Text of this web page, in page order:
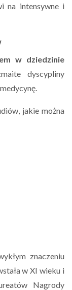
na intensywne i
w dziedzinie
dyscypliny
jakie można
znaczeniu
w XI wieku i
Nagrody